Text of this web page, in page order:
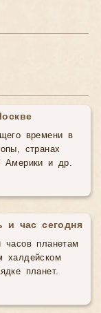
времени в
странах
Америки и др.
и час сегодня
часов планетам
халдейском
планет.